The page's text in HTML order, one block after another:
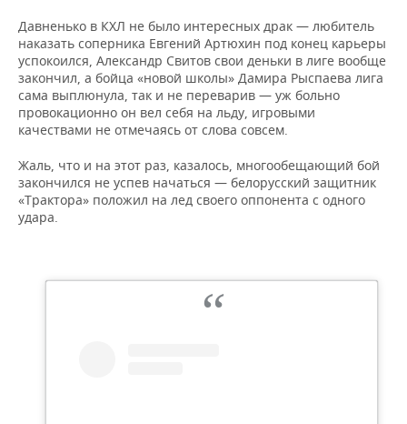
Давненько в КХЛ не было интересных драк — любитель
наказать соперника Евгений Артюхин под конец карьеры
успокоился, Александр Свитов свои деньки в лиге вообще
закончил, а бойца «новой школы» Дамира Рыспаева лига
сама выплюнула, так и не переварив — уж больно
провокационно он вел себя на льду, игровыми
качествами не отмечаясь от слова совсем.
Жаль, что и на этот раз, казалось, многообещающий бой
закончился не успев начаться — белорусский защитник
«Трактора» положил на лед своего оппонента с одного
удара.